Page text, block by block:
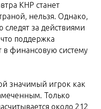
КНР станет
нельзя. Однако,
следят за действиями
что поддержка
финансовую систему
значимый игрок как
Только
около 212